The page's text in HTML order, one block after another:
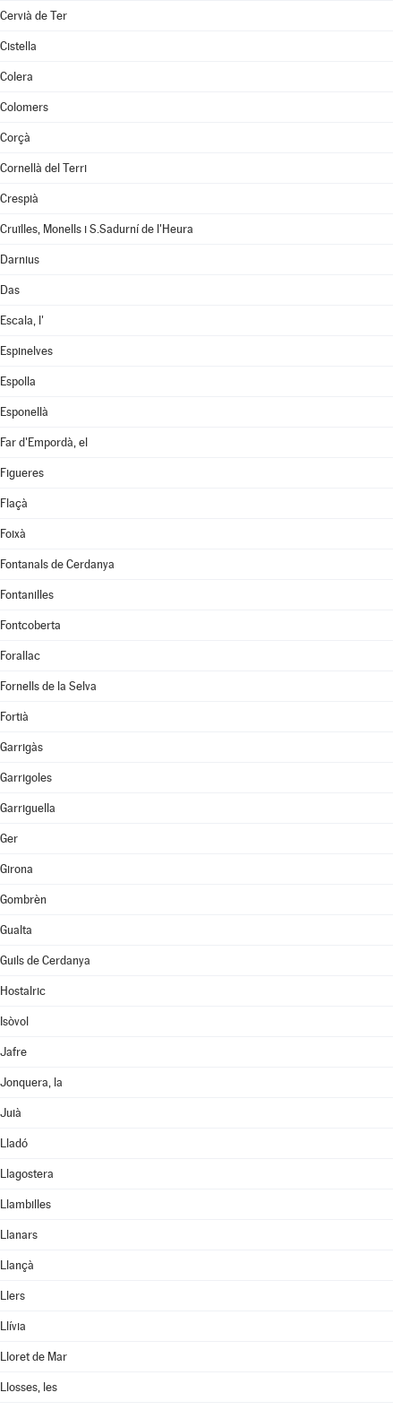
Cervià de Ter
Cistella
Colera
Colomers
Corçà
Cornellà del Terri
Crespià
Cruïlles, Monells i S.Sadurní de l'Heura
Darnius
Das
Escala, l'
Espinelves
Espolla
Esponellà
Far d'Empordà, el
Figueres
Flaçà
Foixà
Fontanals de Cerdanya
Fontanilles
Fontcoberta
Forallac
Fornells de la Selva
Fortià
Garrigàs
Garrigoles
Garriguella
Ger
Girona
Gombrèn
Gualta
Guils de Cerdanya
Hostalric
Isòvol
Jafre
Jonquera, la
Juià
Lladó
Llagostera
Llambilles
Llanars
Llançà
Llers
Llívia
Lloret de Mar
Llosses, les